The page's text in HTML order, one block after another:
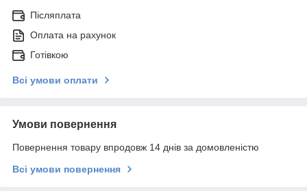
Післяплата
Оплата на рахунок
Готівкою
Всі умови оплати
Умови повернення
Повернення товару впродовж 14 днів за домовленістю
Всі умови повернення